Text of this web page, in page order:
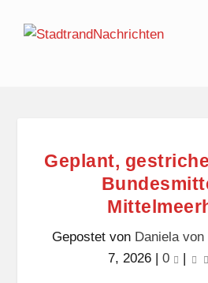
Geplant,
Gepostet von Daniela von
7, 2026 | 0 |